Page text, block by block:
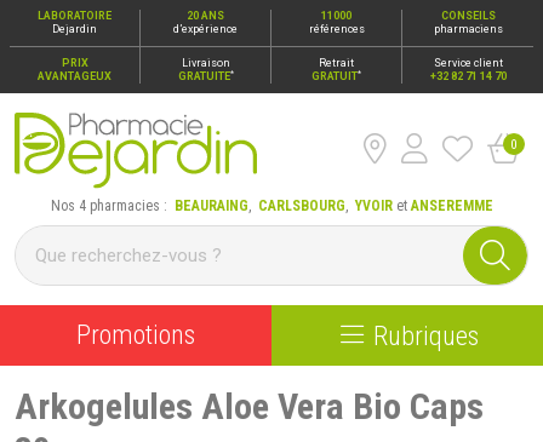
LABORATOIRE
Dejardin
20 ANS
d’expérience
11000
références
CONSEILS
pharmaciens
PRIX
AVANTAGEUX
Livraison
GRATUITE*
Retrait
GRATUIT*
Service client
+32 82 71 14 70
Pharmacie Dejardin Nos 4 pharmacies : Beauraing,
0
Nos 4 pharmacies : BEAURAING, CARLSBOURG,YVOIRetANSEREMME
Promotions Rubriques
Arkogelules Aloe Vera Bio Caps